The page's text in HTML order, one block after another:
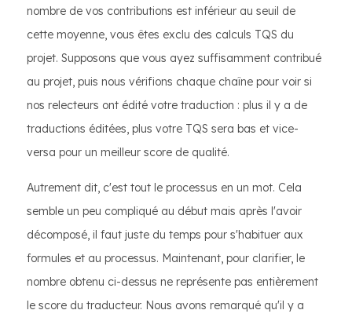
nombre de vos contributions est inférieur au seuil de
cette moyenne, vous êtes exclu des calculs TQS du
projet. Supposons que vous ayez suffisamment contribué
au projet, puis nous vérifions chaque chaîne pour voir si
nos relecteurs ont édité votre traduction : plus il y a de
traductions éditées, plus votre TQS sera bas et vice-
versa pour un meilleur score de qualité.
Autrement dit, c'est tout le processus en un mot. Cela
semble un peu compliqué au début mais après l'avoir
décomposé, il faut juste du temps pour s'habituer aux
formules et au processus. Maintenant, pour clarifier, le
nombre obtenu ci-dessus ne représente pas entièrement
le score du traducteur. Nous avons remarqué qu'il y a